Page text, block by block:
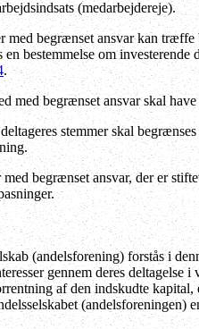
(medarbejdereje).
med begrænset ansvar kan træffe
en bestemmelse om
.
med begrænset ansvar skal
stemmer skal
med begrænset ansvar, der er
(andelsforening) forstås i
gennem deres deltagelse
af den indskudte
(andelsforeningen)